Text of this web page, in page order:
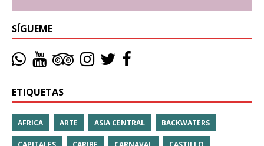
SÍGUEME
ETIQUETAS
AFRICA ARTE ASIA CENTRAL BACKWATERS